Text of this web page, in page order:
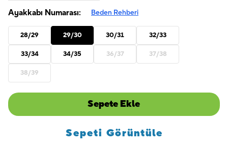
Ayakkabı Numarası: Beden Rehberi
28/29 29/30 30/31 32/33
33/34 34/35 36/37 37/38
38/39
Sepete Ekle
Sepeti Görüntüle